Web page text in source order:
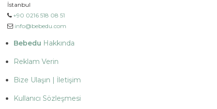
İstanbul
+90 0216 518 08 51
info@bebedu.com
Bebedu Hakkında
Reklam Verin
Bize Ulaşın | İletişim
Kullanıcı Sözleşmesi